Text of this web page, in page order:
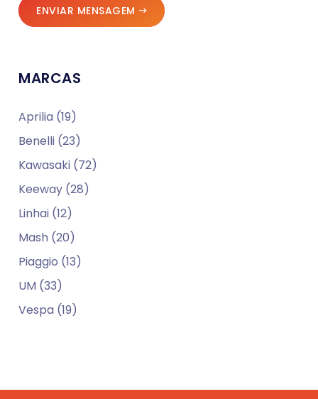
ENVIAR MENSAGEM
MARCAS
Aprilia (19)
Benelli (23)
Kawasaki (72)
Keeway (28)
Linhai (12)
Mash (20)
Piaggio (13)
UM (33)
Vespa (19)